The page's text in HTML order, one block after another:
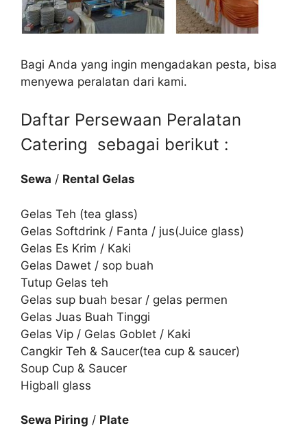
Bagi Anda yang ingin mengadakan pesta, bisa
menyewa peralatan dari kami.
Daftar Persewaan Peralatan
Catering sebagai berikut :
Sewa / Rental Gelas
Gelas Teh (tea glass)
Gelas Softdrink / Fanta / jus(Juice glass)
Gelas Es Krim / Kaki
Gelas Dawet / sop buah
Tutup Gelas teh
Gelas sup buah besar / gelas permen
Gelas Juas Buah Tinggi
Gelas Vip / Gelas Goblet / Kaki
Cangkir Teh & Saucer(tea cup & saucer)
Soup Cup & Saucer
Higball glass
Sewa Piring / Plate